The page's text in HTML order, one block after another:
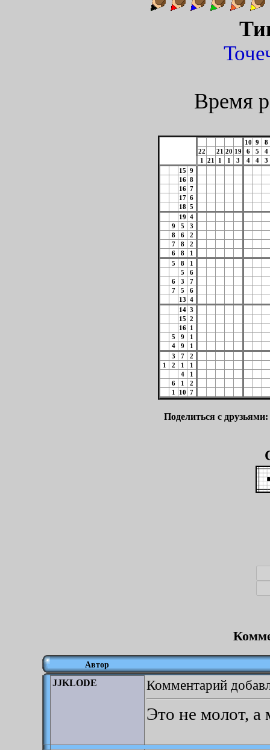
Время
10 9
8
22
21 20 19 6 5
4
1
21 1 1 3 4 4
3
15 9
16 8
16 7
17 6
18 5
19 4
9
5
3
8
6
2
7
8
2
6
8
1
5
8
1
5
6
6
3
7
7
5
6
13 4
14 3
15 2
16 1
5
9
1
4
9
1
3
7
2
1
2 1
1
4
1
6
1
2
1
10 7
Поделиться с друзьями:
Автор
JJKLODE Комментарий
Это не молот,